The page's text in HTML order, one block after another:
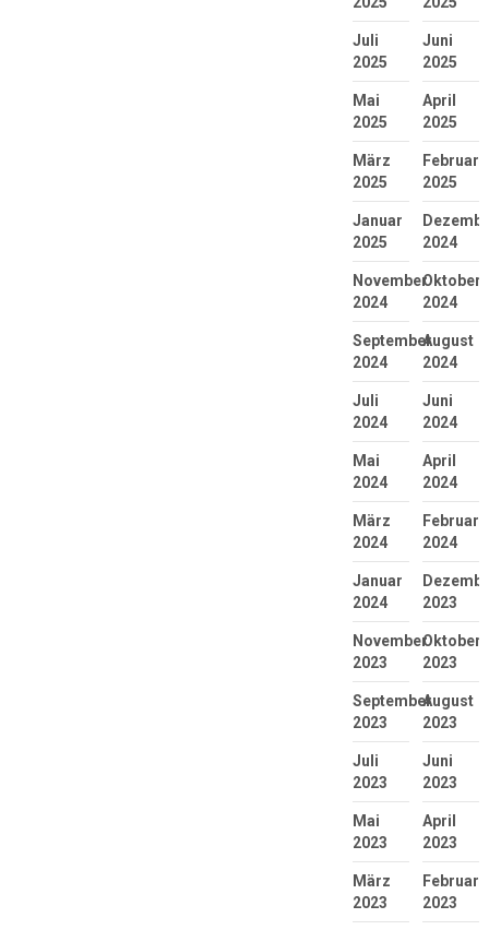
Juli
2025
Juni
2025
Mai
2025
April
2025
März
2025
Februar
2025
Januar
2025
2024
November
2024
Oktober
2024
September
2024
August
2024
Juli
2024
Juni
2024
Mai
2024
April
2024
März
2024
Februar
2024
Januar
2024
2023
November
2023
Oktober
2023
September
2023
August
2023
Juli
2023
Juni
2023
Mai
2023
April
2023
März
2023
Februar
2023